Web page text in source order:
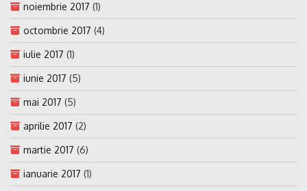
noiembrie 2017 (1)
octombrie 2017 (4)
iulie 2017 (1)
iunie 2017 (5)
mai 2017 (5)
aprilie 2017 (2)
martie 2017 (6)
ianuarie 2017 (1)